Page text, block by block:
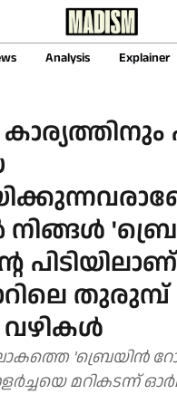
Analysis Explainer
നിങ്ങൾ
വഴികൾ
'ബ്രെയിൻ
മറികടന്ന്